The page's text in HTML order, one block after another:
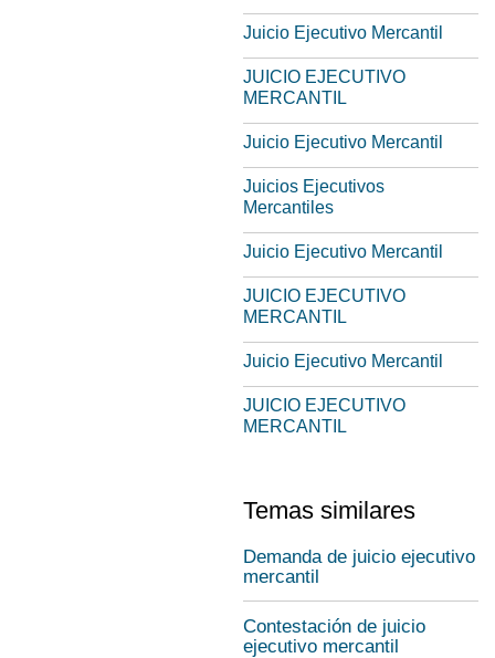
Juicio Ejecutivo Mercantil
JUICIO EJECUTIVO
MERCANTIL
Juicio Ejecutivo Mercantil
Juicios Ejecutivos
Mercantiles
Juicio Ejecutivo Mercantil
JUICIO EJECUTIVO
MERCANTIL
Juicio Ejecutivo Mercantil
JUICIO EJECUTIVO
MERCANTIL
Temas similares
Demanda de juicio ejecutivo
mercantil
Contestación de juicio
ejecutivo mercantil